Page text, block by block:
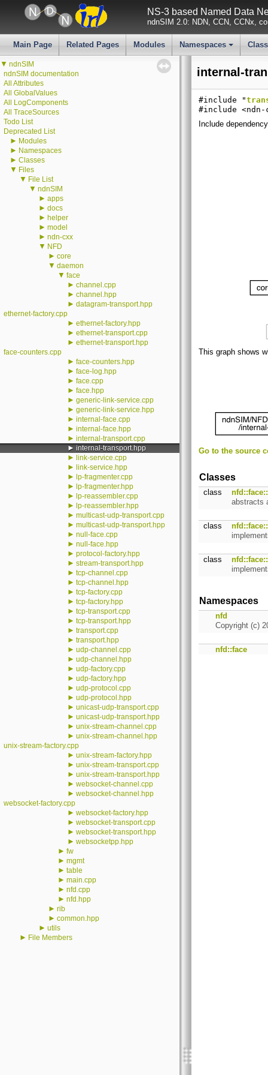
NS-3 based Named Data
ndnSIM 2.0: NDN, CCN, CCNx,
Main Page Related Pages Modules
+
Namespaces
▼ ndnSIM
ndnSIM documentation
All Attributes
All GlobalValues
All LogComponents
All TraceSources
Todo List
Deprecated List
► Modules
► Namespaces
► Classes
▼ Files
▼ File List
▼ ndnSIM
► apps
► docs
► helper
► model
► ndn-cxx
▼ NFD
► core
▼ daemon
▼ face
► channel.cpp
► channel.hpp
► datagram-transport.hpp
ethernet-factory.cpp
► ethernet-factory.hpp
► ethernet-transport.cpp
► ethernet-transport.hpp
face-counters.cpp
► face-counters.hpp
► face-log.hpp
► face.cpp
► face.hpp
► generic-link-service.cpp
► generic-link-service.hpp
► internal-face.cpp
► internal-face.hpp
► internal-transport.cpp
► internal-transport.hpp
► link-service.cpp
► link-service.hpp
► lp-fragmenter.cpp
► lp-fragmenter.hpp
► lp-reassembler.cpp
► lp-reassembler.hpp
► multicast-udp-transport.cpp
► multicast-udp-transport.hpp
► null-face.cpp
► null-face.hpp
► protocol-factory.hpp
► stream-transport.hpp
► tcp-channel.cpp
► tcp-channel.hpp
► tcp-factory.cpp
► tcp-factory.hpp
► tcp-transport.cpp
► tcp-transport.hpp
► transport.cpp
► transport.hpp
► udp-channel.cpp
► udp-channel.hpp
► udp-factory.cpp
► udp-factory.hpp
► udp-protocol.cpp
► udp-protocol.hpp
► unicast-udp-transport.cpp
► unicast-udp-transport.hpp
► unix-stream-channel.cpp
► unix-stream-channel.hpp
unix-stream-factory.cpp
► unix-stream-factory.hpp
► unix-stream-transport.cpp
► unix-stream-transport.hpp
► websocket-channel.cpp
► websocket-channel.hpp
websocket-factory.cpp
► websocket-factory.hpp
► websocket-transport.cpp
► websocket-transport.hpp
► websocketpp.hpp
► fw
► mgmt
► table
► main.cpp
► nfd.cpp
► nfd.hpp
► rib
► common.hpp
► utils
► File Members
internal-
#include "
#include
Include
This graph shows
Go to the source
Classes
class
abstracts
class
class
Namespaces
nfd
Copyright (c)
nfd::face